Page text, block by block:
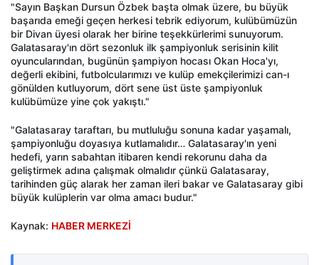
"Sayın Başkan Dursun Özbek başta olmak üzere, bu büyük
başarıda emeği geçen herkesi tebrik ediyorum, kulübümüzün
bir Divan üyesi olarak her birine teşekkürlerimi sunuyorum.
Galatasaray'ın dört sezonluk ilk şampiyonluk serisinin kilit
oyuncularından, bugünün şampiyon hocası Okan Hoca'yı,
değerli ekibini, futbolcularımızı ve kulüp emekçilerimizi can-ı
gönülden kutluyorum, dört sene üst üste şampiyonluk
kulübümüze yine çok yakıştı."
"Galatasaray taraftarı, bu mutluluğu sonuna kadar yaşamalı,
şampiyonluğu doyasıya kutlamalıdır… Galatasaray'ın yeni
hedefi, yarın sabahtan itibaren kendi rekorunu daha da
geliştirmek adına çalışmak olmalıdır çünkü Galatasaray,
tarihinden güç alarak her zaman ileri bakar ve Galatasaray gibi
büyük kulüplerin var olma amacı budur."
Kaynak: HABER MERKEZİ